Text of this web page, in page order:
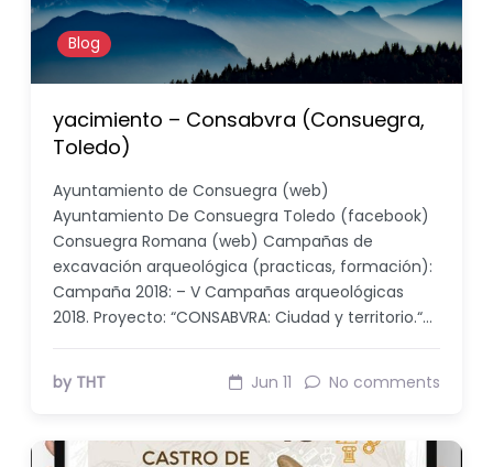
Blog
yacimiento – Consabvra (Consuegra,
Toledo)
Ayuntamiento de Consuegra (web)
Ayuntamiento De Consuegra Toledo (facebook)
Consuegra Romana (web) Campañas de
excavación arqueológica (practicas, formación):
Campaña 2018: – V Campañas arqueológicas
2018. Proyecto: “CONSABVRA: Ciudad y territorio.“…
by THT Jun 11 No comments